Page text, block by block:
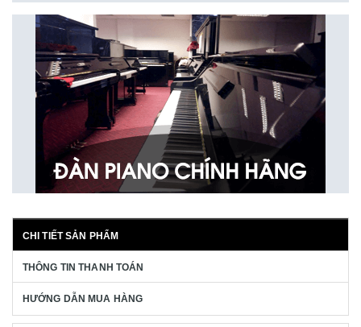
CHI TIẾT SẢN PHẨM
THÔNG TIN THANH TOÁN
HƯỚNG DẪN MUA HÀNG